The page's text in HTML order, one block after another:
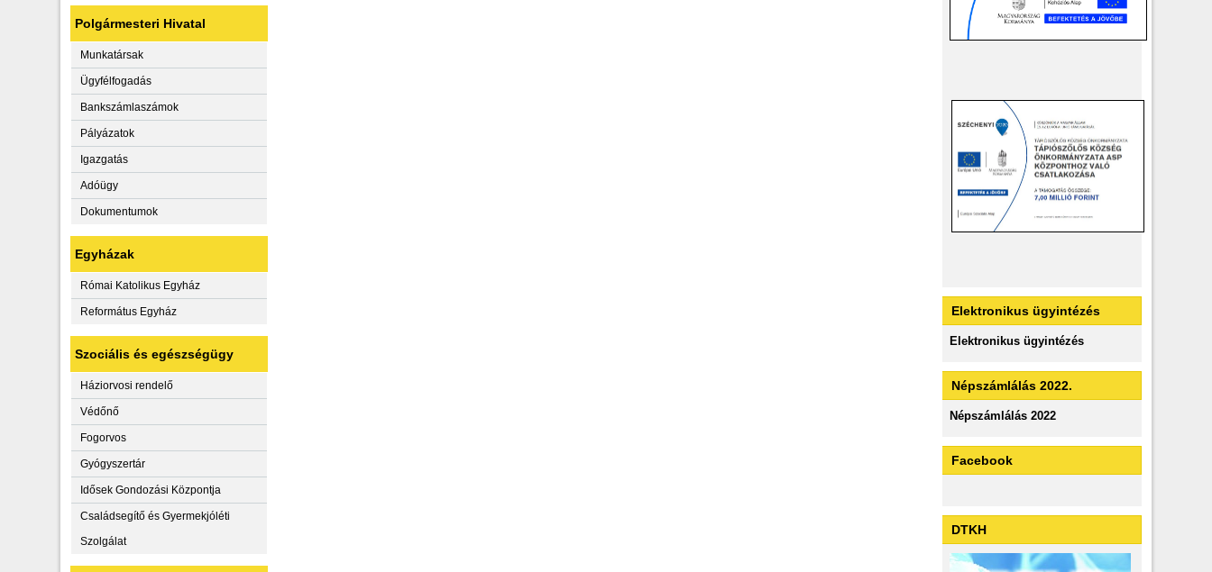
Polgármesteri Hivatal
Munkatársak
Ügyfélfogadás
Bankszámlaszámok
Pályázatok
Igazgatás
Adóügy
Dokumentumok
Egyházak
Római Katolikus Egyház
Református Egyház
Szociális és egészségügy
Háziorvosi rendelő
Védőnő
Fogorvos
Gyógyszertár
Idősek Gondozási Központja
Családsegítő és Gyermekjóléti
Szolgálat
Elektronikus ügyintézés
Elektronikus ügyintézés
Népszámlálás 2022.
Népszámlálás 2022
Facebook
DTKH